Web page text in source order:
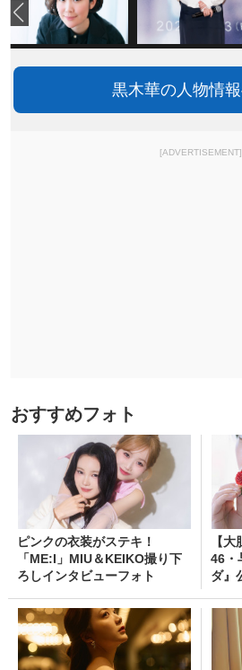
黒木華の人物情
[ADVERTISEMENT]
おすすめフォト
ピンクの衣装がステキ！
「ME:I」MIU＆KEIKO撮り下
ろしインタビューフォト
【
46・
ダ』